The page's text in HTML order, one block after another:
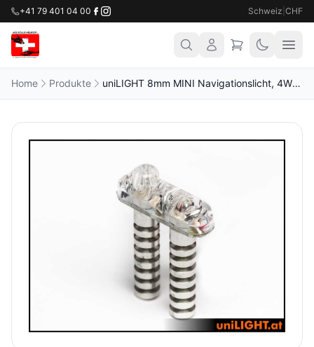
+41 79 401 04 00 Schweiz CHF
Home Produkte uniLIGHT 8mm MINI Navigationslicht, 4Wx2